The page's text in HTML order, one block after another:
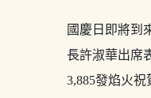
國慶日即將到
長許淑華出席
3,885發焰火